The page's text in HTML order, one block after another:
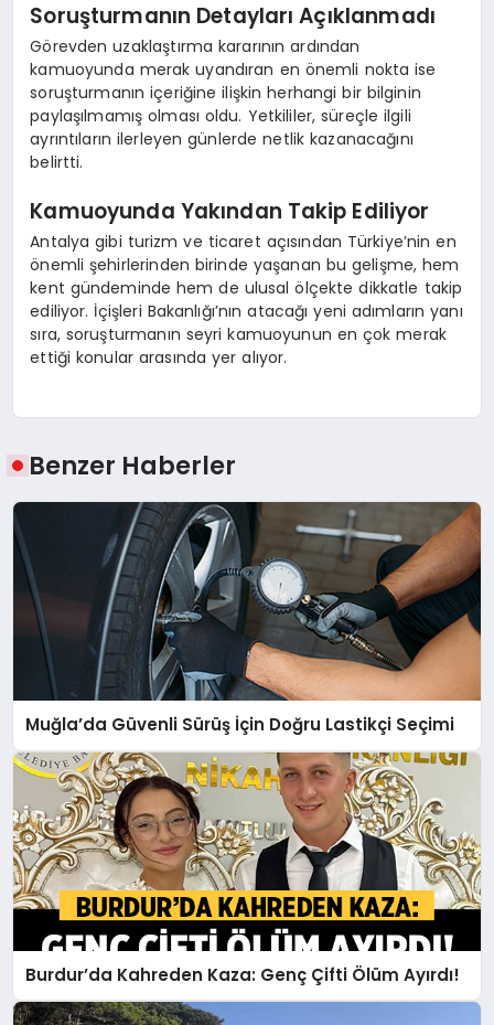
Soruşturmanın Detayları Açıklanmadı
Görevden uzaklaştırma kararının ardından
kamuoyunda merak uyandıran en önemli nokta ise
soruşturmanın içeriğine ilişkin herhangi bir bilginin
paylaşılmamış olması oldu. Yetkililer, süreçle ilgili
ayrıntıların ilerleyen günlerde netlik kazanacağını
belirtti.
Kamuoyunda Yakından Takip Ediliyor
Antalya gibi turizm ve ticaret açısından Türkiye’nin en
önemli şehirlerinden birinde yaşanan bu gelişme, hem
kent gündeminde hem de ulusal ölçekte dikkatle takip
ediliyor. İçişleri Bakanlığı’nın atacağı yeni adımların yanı
sıra, soruşturmanın seyri kamuoyunun en çok merak
ettiği konular arasında yer alıyor.
Benzer Haberler
Muğla’da Güvenli Sürüş İçin Doğru Lastikçi Seçimi
Burdur’da Kahreden Kaza: Genç Çifti Ölüm Ayırdı!